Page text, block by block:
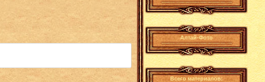
Алтай-Фото
Всего материалов: